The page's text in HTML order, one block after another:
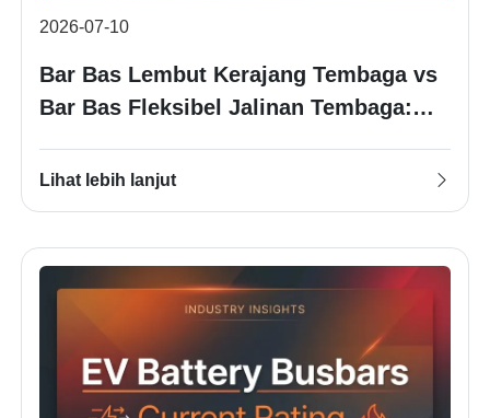
2026-07-10
Bar Bas Lembut Kerajang Tembaga vs
Bar Bas Fleksibel Jalinan Tembaga:
Anda?
Lihat lebih lanjut